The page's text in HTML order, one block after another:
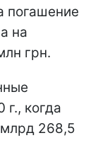
погашение
на
грн.
когда
268,5